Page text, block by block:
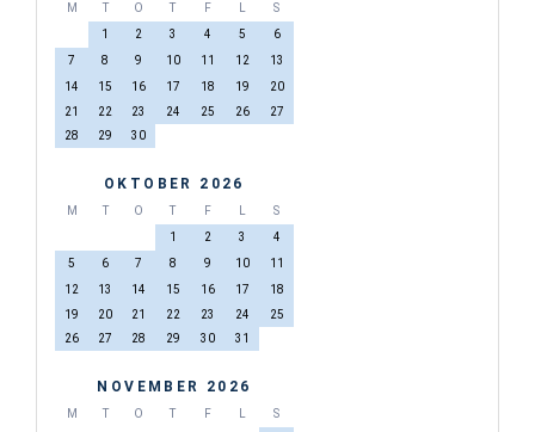
M T O T F
S
1
2 3 4 5
6
7
8 9 10 11 12
13
14
15 16 17 18 19
20
21
22 23 24 25 26
27
28
29 30
OKTOBER 2026
M T O T F
S
1
2 3
4
5
6 7 8 9 10
11
12
13 14 15 16 17
18
19
20 21 22 23 24
25
26
27 28 29 30 31
NOVEMBER 2026
M T O T F
S